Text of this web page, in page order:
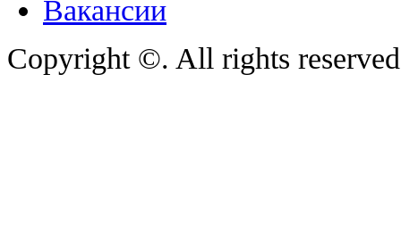
Вакансии
Copyright ©. All rights